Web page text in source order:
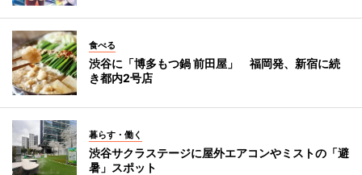
食べる
渋谷に「博多もつ鍋 前田屋」 福岡発、新宿に続
き都内2号店
暮らす・働く
渋谷サクラステージに屋外エアコンやミストの「避
暑」スポット